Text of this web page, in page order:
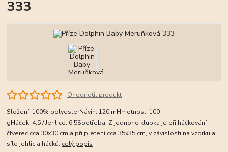
333
Ohodnotit produkt
Složení: 100% polyesterNávin: 120 mHmotnost: 100
gHáček: 4,5 / Jehlice: 6,5Spotřeba: Z jednoho klubka je při háčkování
čtverec cca 30x30 cm a při pletení cca 35x35 cm, v závislosti na vzorku a
síle jehlic a háčků. celý popis